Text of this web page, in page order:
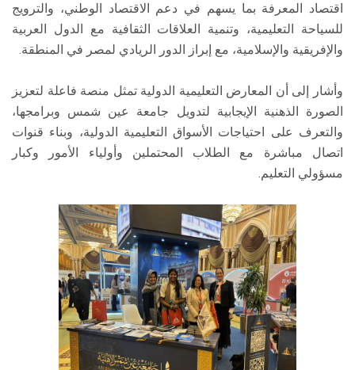
اقتصاد المعرفة بما يسهم في دعم الاقتصاد الوطني، والترويج
للسياحة التعليمية، وتنمية العلاقات الثقافية مع الدول العربية
والإفريقية والإسلامية، مع إبراز الدور الريادي لمصر في المنطقة.
وأشار إلى أن المعارض التعليمية الدولية تمثل منصة فاعلة لتعزيز
الصورة الذهنية الإيجابية لتدويل جامعة عين شمس وبرامجها،
والتعرف على احتياجات الأسواق التعليمية الدولية، وبناء قنوات
اتصال مباشرة مع الطلاب المحتملين وأولياء الأمور وكبار
مسؤولي التعليم.